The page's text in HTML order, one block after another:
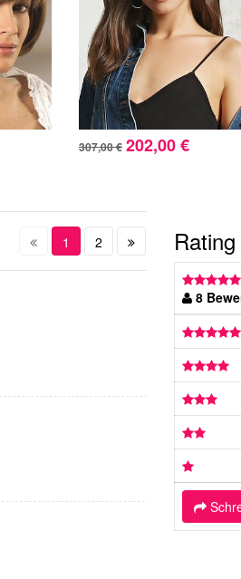
307,00 € 202,00 €
1 2
8